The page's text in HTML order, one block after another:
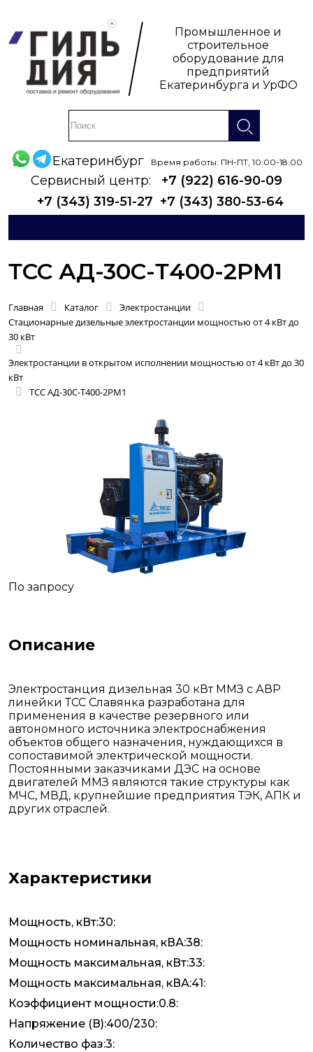
Промышленное и
строительное
оборудование для
предприятий
Екатеринбурга и УрФО
Екатеринбург Время работы: ПН-ПТ, 10:00-18:00
Сервисный центр:
+7 (922) 616-90-09
+7 (343) 319-51-27 +7 (343) 380-53-64
ТСС АД-30С-Т400-2РМ1
Главная Каталог
Электростанции
Стационарные дизельные электростанции мощностью от 4 кВт до
30 кВт
Электростанции в открытом исполнении мощностью от 4 кВт до 30
кВт
ТСС АД-30С-Т400-2РМ1
По запросу
Описание
Электростанция дизельная 30 кВт ММЗ с АВР
линейки ТСС Славянка разработана для
применения в качестве резервного или
автономного источника электроснабжения
объектов общего назначения, нуждающихся в
сопоставимой электрической мощности.
Постоянными заказчиками ДЭС на основе
двигателей ММЗ являются такие структуры как
МЧС, МВД, крупнейшие предприятия ТЭК, АПК и
других отраслей.
Характеристики
Мощность, кВт:30:
Мощность номинальная, кВА:38:
Мощность максимальная, кВт:33:
Мощность максимальная, кВА:41:
Коэффициент мощности:0.8:
Напряжение (В):400/230:
Количество фаз:3: